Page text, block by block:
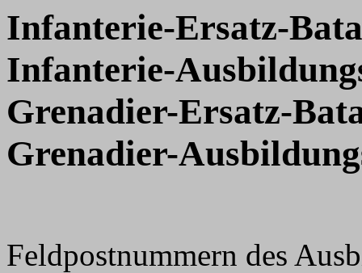
Infanterie-Ersatz-
Infanterie-
Grenadier-Ersatz-
Grenadier-
Feldpostnummern des